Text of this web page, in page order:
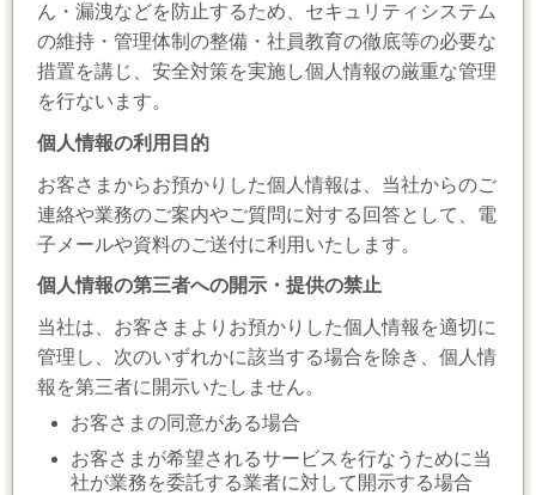
ん・漏洩などを防止するため、セキュリティシステム
の維持・管理体制の整備・社員教育の徹底等の必要な
措置を講じ、安全対策を実施し個人情報の厳重な管理
を行ないます。
個人情報の利用目的
お客さまからお預かりした個人情報は、当社からのご
連絡や業務のご案内やご質問に対する回答として、電
子メールや資料のご送付に利用いたします。
個人情報の第三者への開示・提供の禁止
当社は、お客さまよりお預かりした個人情報を適切に
管理し、次のいずれかに該当する場合を除き、個人情
報を第三者に開示いたしません。
お客さまの同意がある場合
お客さまが希望されるサービスを行なうために当
社が業務を委託する業者に対して開示する場合